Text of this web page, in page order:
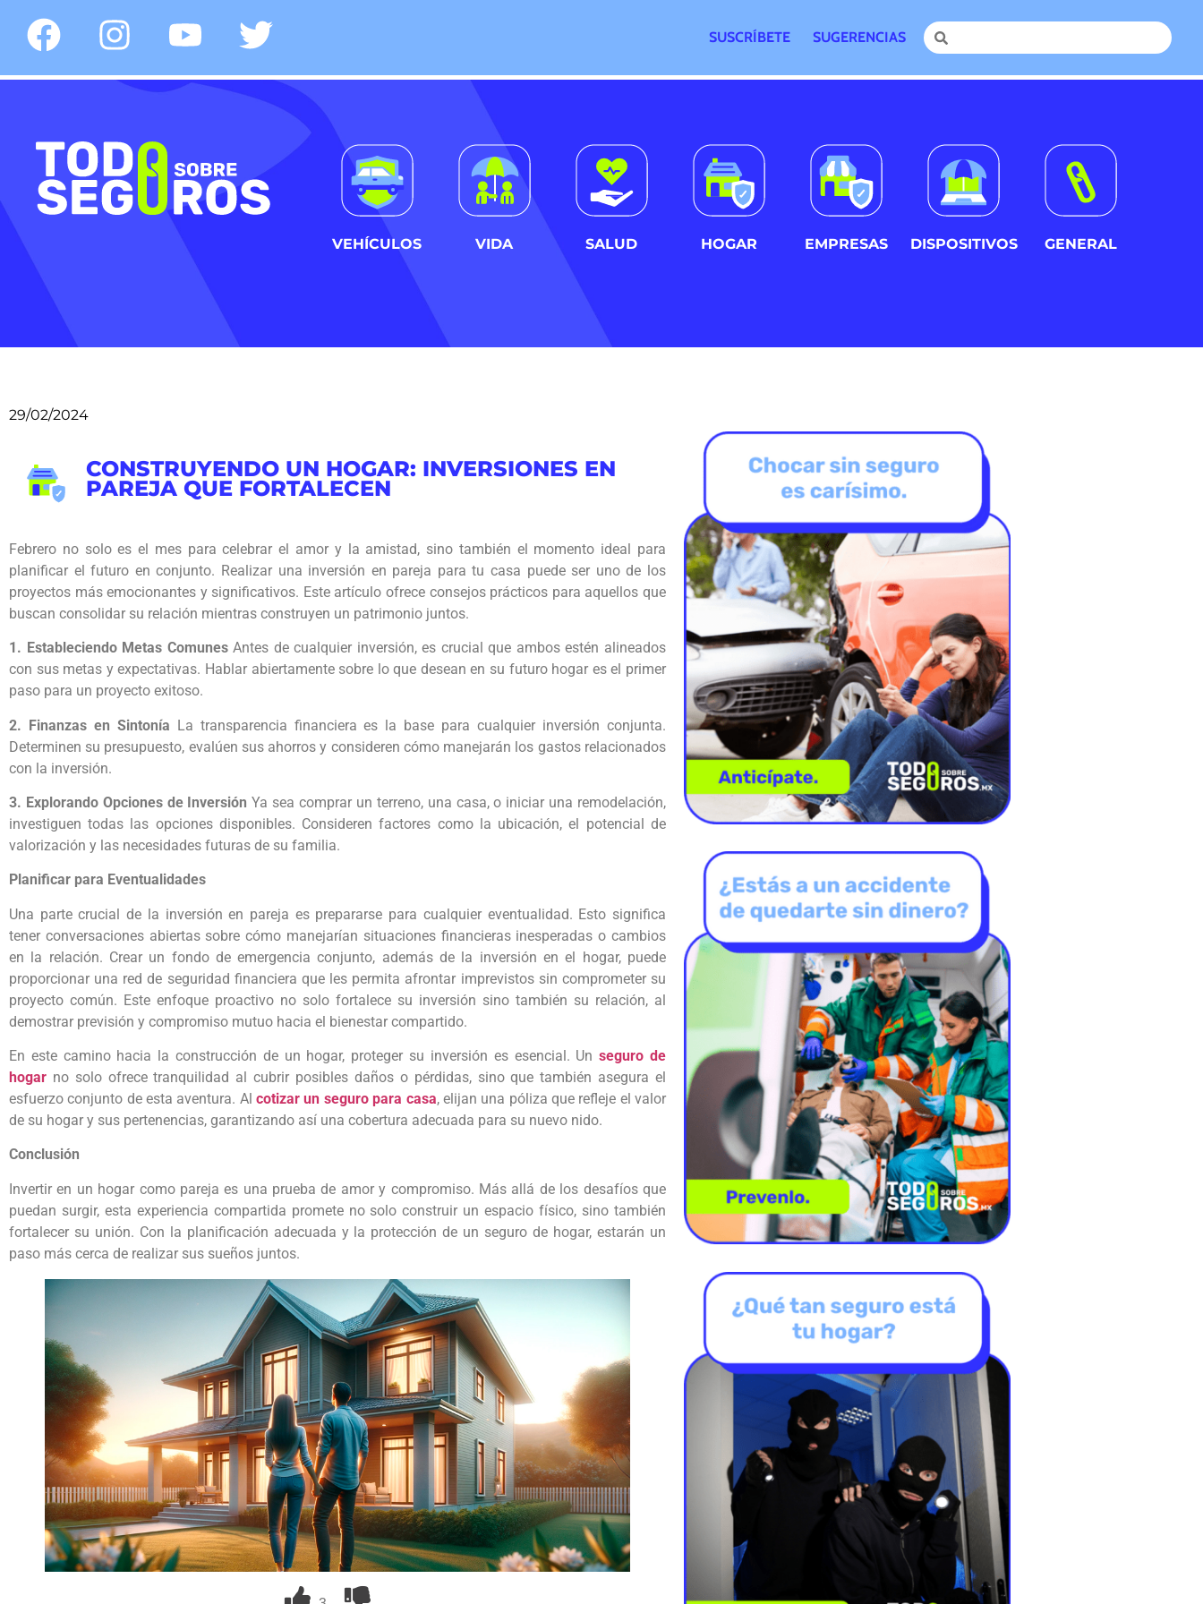
SUSCRÍBETE SUGERENCIAS
VEHÍCULOS VIDA SALUD HOGAR EMPRESAS DISPOSITIVOS GENERAL
29/02/2024
CONSTRUYENDO UN HOGAR: INVERSIONES EN
PAREJA QUE FORTALECEN
Febrero no solo es el mes para celebrar el amor y la amistad, sino también el momento ideal para
planificar el futuro en conjunto. Realizar una inversión en pareja para tu casa puede ser uno de los
proyectos más emocionantes y significativos. Este artículo ofrece consejos prácticos para aquellos que
buscan consolidar su relación mientras construyen un patrimonio juntos.
1. Estableciendo Metas ComunesAntes de cualquier inversión, es crucial que ambos estén alineados
con sus metas y expectativas. Hablar abiertamente sobre lo que desean en su futuro hogar es el primer
paso para un proyecto exitoso.
2. Finanzas en Sintonía La transparencia financiera es la base para cualquier inversión conjunta.
Determinen su presupuesto, evalúen sus ahorros y consideren cómo manejarán los gastos relacionados
con la inversión.
3. Explorando Opciones de Inversión Ya sea comprar un terreno, una casa, o iniciar una remodelación,
investiguen todas las opciones disponibles. Consideren factores como la ubicación, el potencial de
valorización y las necesidades futuras de su familia.
Planificar para Eventualidades
Una parte crucial de la inversión en pareja es prepararse para cualquier eventualidad. Esto significa
tener conversaciones abiertas sobre cómo manejarían situaciones financieras inesperadas o cambios
en la relación. Crear un fondo de emergencia conjunto, además de la inversión en el hogar, puede
proporcionar una red de seguridad financiera que les permita afrontar imprevistos sin comprometer su
proyecto común. Este enfoque proactivo no solo fortalece su inversión sino también su relación, al
demostrar previsión y compromiso mutuo hacia el bienestar compartido.
En este camino hacia la construcción de un hogar, proteger su inversión es esencial. Unseguro de
hogar no solo ofrece tranquilidad al cubrir posibles daños o pérdidas, sino que también asegura el
esfuerzo conjunto de esta aventura. Alcotizar un seguro para casa, elijan una póliza que refleje el valor
de su hogar y sus pertenencias, garantizando así una cobertura adecuada para su nuevo nido.
Conclusión
Invertir en un hogar como pareja es una prueba de amor y compromiso. Más allá de los desafíos que
puedan surgir, esta experiencia compartida promete no solo construir un espacio físico, sino también
fortalecer su unión. Con la planificación adecuada y la protección de un seguro de hogar, estarán un
paso más cerca de realizar sus sueños juntos.